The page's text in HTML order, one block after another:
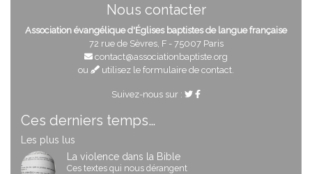
Nous contacter
Association évangélique d'Églises baptistes de langue française
72 rue de Sèvres, F - 75007 Paris
contact@associationbaptiste.org
ou
utilisez le formulaire de contact.
Suivez-nous sur :
Ces derniers temps…
Les plus lus
La violence dans la Bible
Ces textes qui nous dérangent